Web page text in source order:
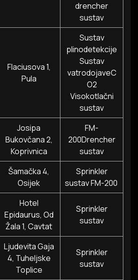
drencher
sustav
Flaciusova 1,
Pula
Sustav
plinodetekcije
Sustav
vatrodojaveC
O2
Visokotlačni
sustav
Josipa
Bukovčana 2,
Koprivnica
FM-
200Drencher
sustav
Šamačka 4,
Osijek
Sprinkler
sustav FM-200
Hotel
Epidaurus, Od
Žala 1, Cavtat
Sprinkler
sustav
Ljudevita Gaja
4, Tuheljske
Toplice
Sprinkler
sustav